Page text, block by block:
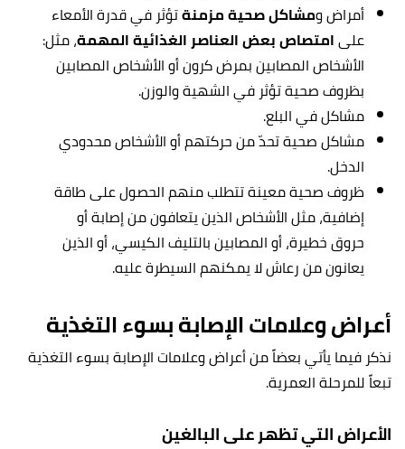
أمراض ومشاكل صحية مزمنةتؤثر في قدرة الأمعاء
علىامتصاص بعض العناصر الغذائية المهمة، مثل:
الأشخاص المصابين بمرض كرون أو الأشخاص المصابين
بظروف صحية تؤثر في الشهية والوزن.
مشاكل في البلع.
مشاكل صحية تحدّ من حركتهم أو الأشخاص محدودي
الدخل.
ظروف صحية معينة تتطلب منهم الحصول على طاقة
إضافية، مثل الأشخاص الذين يتعافون من إصابة أو
حروق خطيرة، أو المصابين بالتليف الكيسي، أو الذين
يعانون من رعاش لا يمكنهم السيطرة عليه.
أعراض وعلامات الإصابة بسوء التغذية
نذكر فيما يأتي بعضاً من أعراض وعلامات الإصابة بسوء التغذية
تبعاً للمرحلة العمرية.
الأعراض التي تظهر على البالغين